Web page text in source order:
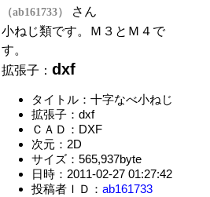
（ab161733）
さん
小ねじ類です。Ｍ３とＭ４で
す。
拡張子：dxf
タイトル：十字なべ小ねじ
拡張子：dxf
ＣＡＤ：DXF
次元：2D
サイズ：565,937byte
日時：2011-02-27 01:27:42
投稿者ＩＤ： ab161733